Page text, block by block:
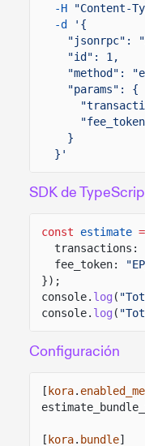
-H
"Content-
-d
'{
"jsonrpc":
"id": 1,
"method":
"params": {
}
}'
SDK de
const estimate
transactions:
fee_token:
});
console. log (
console. log (
Configuración
[ kora.
[ kora. bundle]